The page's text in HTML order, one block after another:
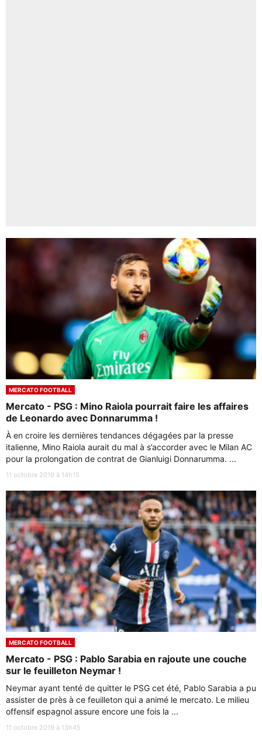
MERCATO FOOTBALL
Mercato - PSG : Mino Raiola pourrait faire les affaires
de Leonardo avec Donnarumma !
À en croire les dernières tendances dégagées par la presse
italienne, Mino Raiola aurait du mal à s’accorder avec le Milan AC
pour la prolongation de contrat de Gianluigi Donnarumma. ...
11 octobre 2019 à 14h15
MERCATO FOOTBALL
Mercato - PSG : Pablo Sarabia en rajoute une couche
sur le feuilleton Neymar !
Neymar ayant tenté de quitter le PSG cet été, Pablo Sarabia a pu
assister de près à ce feuilleton qui a animé le mercato. Le milieu
offensif espagnol assure encore une fois la ...
11 octobre 2019 à 13h45